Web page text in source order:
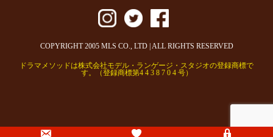
COPYRIGHT 2005 MLS CO., LTD | ALL RIGHTS RESERVED
ドラマメソッドは株式会社モデル・ランゲージ・スタジオの登録商標で
す。（登録商標第4 4 3 8 7 0 4 号）